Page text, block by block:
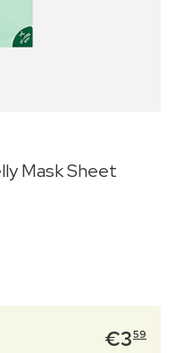
Mask Sheet
€359